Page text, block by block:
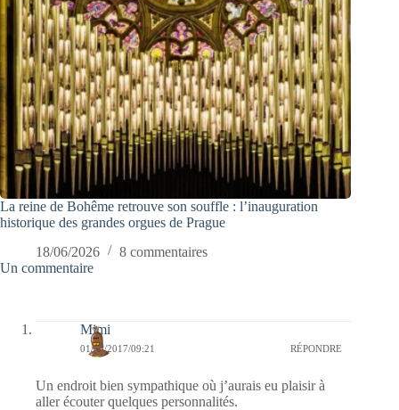
La reine de Bohême retrouve son souffle : l’inauguration
historique des grandes orgues de Prague
18/06/2026
8 commentaires
Un commentaire
Mimi
01/03/2017/09:21 RÉPONDRE
Un endroit bien sympathique où j’aurais eu plaisir à
aller écouter quelques personnalités.